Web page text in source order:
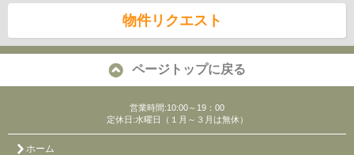
物件リクエスト
ページトップに戻る
営業時間:10:00～19：00
定休日:水曜日（１月～３月は無休）
ホーム